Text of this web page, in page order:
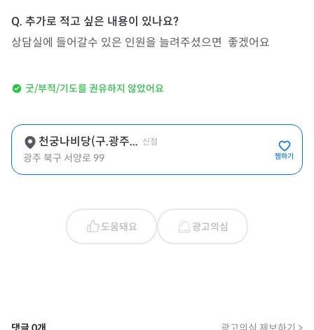
상담실에 들어갈수 있은 인원을 늘려주셨으면  좋겠어요
굿/부적/기도를 권유하지 않았어요
천궁나비당(구.광주... 신점
광주 북구 서양로 99 찜하기
도움돼요 광고의심